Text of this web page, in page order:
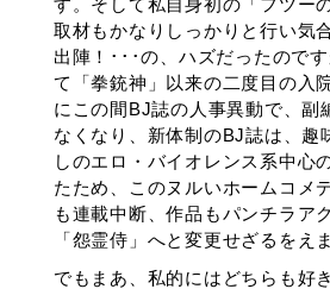
取材もかなりしっかりと行い気
出陣！･･･の、ハズだったので
て「拳銃神」以来の二度目の入
にこの間BJ誌の人事異動で、副
なくなり、新体制のBJ誌は、趣
しのエロ・バイオレンス系中心
たため、このヌルいホームコメ
も連載中断、作品もパンチラア
「怨霊侍」へと変更せざるをえ
でもまあ、私的にはどちらも好